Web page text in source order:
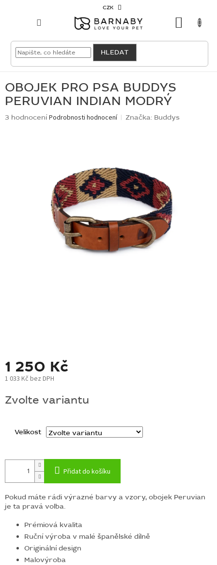
CZK
HLEDAT
VELKOODBĚRATEL
PSY
KOČKY
SKLADOVKY
OBOJEK PRO PSA BUDDYS
PERUVIAN INDIAN MODRÝ
Průměrné
3 hodnocení Podrobnosti hodnocení Značka: Buddys
1 250 Kč
1 033 Kč bez DPH
cena:
Zvolte variantu
Velikost
Přidat do košíku
Pokud máte rádi výrazné barvy a vzory, obojek Peruvian
je ta pravá volba.
Prémiová kvalita
Ruční výroba v malé španělské dílně
Originální design
Malovýroba